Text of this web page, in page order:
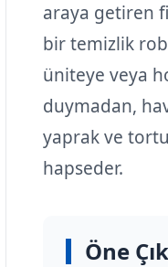
araya getiren
bir temizlik
üniteye veya
duymadan,
yaprak ve
hapseder.
Öne